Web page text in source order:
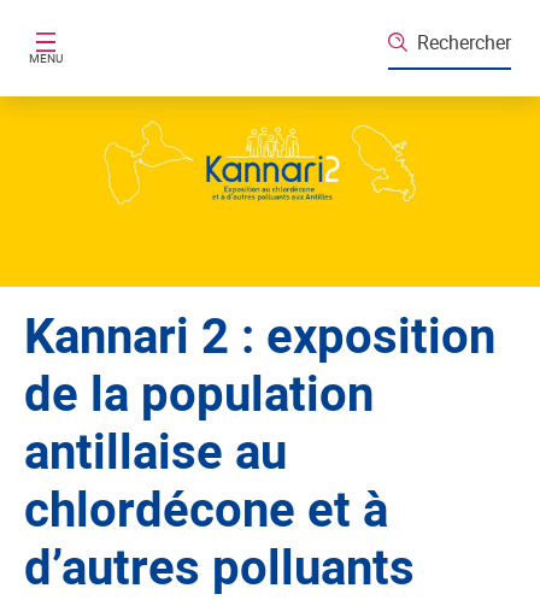
MENU
Rechercher
Kannari 2 : exposition
de la population
antillaise au
chlordécone et à
d’autres polluants